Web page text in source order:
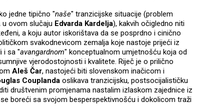
jedne tipično "naše" tranzicijske situacije (problem
u ovom slučaju Edvarda Kardelja), kakvih očigledno niti
a koju autor iskorištava da se posprdno i cinično
svakodnevicom zemalja koje nastoje prijeći iz
i sa "avangardnom" konceptualnom umjetnošću koja od
vjerodostojnosti i kvalitete. Riječ je o prilično
Aleš Čar, nastojeći biti slovenskom inačicom i
Couplanda oslikava tranzicijsku, postsocijalističku
društvenim promjenama nastalim izlaskom zajednice iz
boreći sa svojom besperspektivnošću i dokolicom traži